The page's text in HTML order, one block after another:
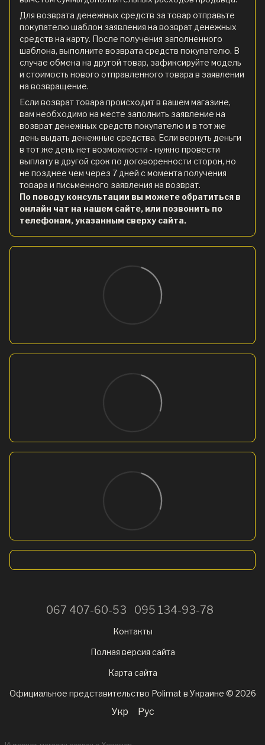
Для возврата денежных средств за товар отправьте
покупателю шаблон заявления на возврат денежных
средств на карту. После получения заполненного
шаблона, выполните возврата средств покупателю. В
случае обмена на другой товар, зафиксируйте модель
и стоимость нового отправленного товара в заявлении
на возвращение.
Если возврат товара происходит в вашем магазине,
вам необходимо на месте заполнить заявление на
возврат денежных средств покупателю и в тот же
день выдать денежные средства. Если вернуть деньги
в тот же день нет возможности - нужно провести
выплату в другой срок по договоренности сторон, но
не позднее чем через 7 дней с момента получения
товара и письменного заявления на возврат.
По поводу консультации вы можете обратиться в
онлайн чат на нашем сайте, или позвонить по
телефонам, указанным сверху сайта.
067 407-60-53 095 134-93-78
Контакты
Полная версия сайта
Карта сайта
Официальное представительство Polimat в Украине © 2026
Укр Рус